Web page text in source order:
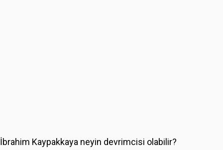
İbrahim Kaypakkaya neyin devrimcisi olabilir?